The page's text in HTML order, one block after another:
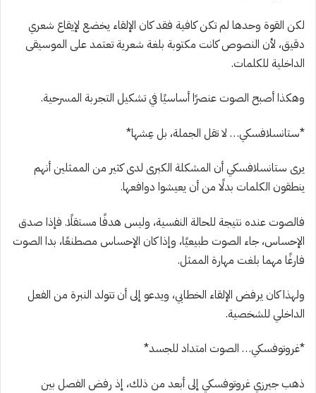
لكن القوة وحدها لم تكن كافية فقد كان الإلقاء يخضع لإيقاع شعري
دقيق، لأن النصوص كانت مكتوبة بلغة شعرية تعتمد على الموسيقى
الداخلية للكلمات.
وهكذا أصبح الصوت عنصرًا أساسيًا في تشكيل التجربة المسرحية.
*ستانسلافسكي… لا تقل الجملة، بل عِشها*
يرى ستانسلافسكي أن المشكلة الكبرى لدى كثير من الممثلين أنهم
ينطقون الكلمات بدلًا من أن يعيشوا دوافعها.
فالصوت عنده نتيجة للحالة النفسية، وليس هدفًا مستقلًا. فإذا صدق
الإحساس، جاء الصوت طبيعيًا، وإذا كان الإحساس مصطنعًا، بدا الصوت
فارغًا مهما بلغت مهارة الممثل.
ولهذا كان يرفض الإلقاء الخطابي، ويدعو إلى أن تتولد النبرة من الفعل
الداخلي للشخصية.
*غروتوفسكي… الصوت امتداد للجسد*
ذهب جيرزي غروتوفسكي إلى أبعد من ذلك، إذ رفض الفصل بين